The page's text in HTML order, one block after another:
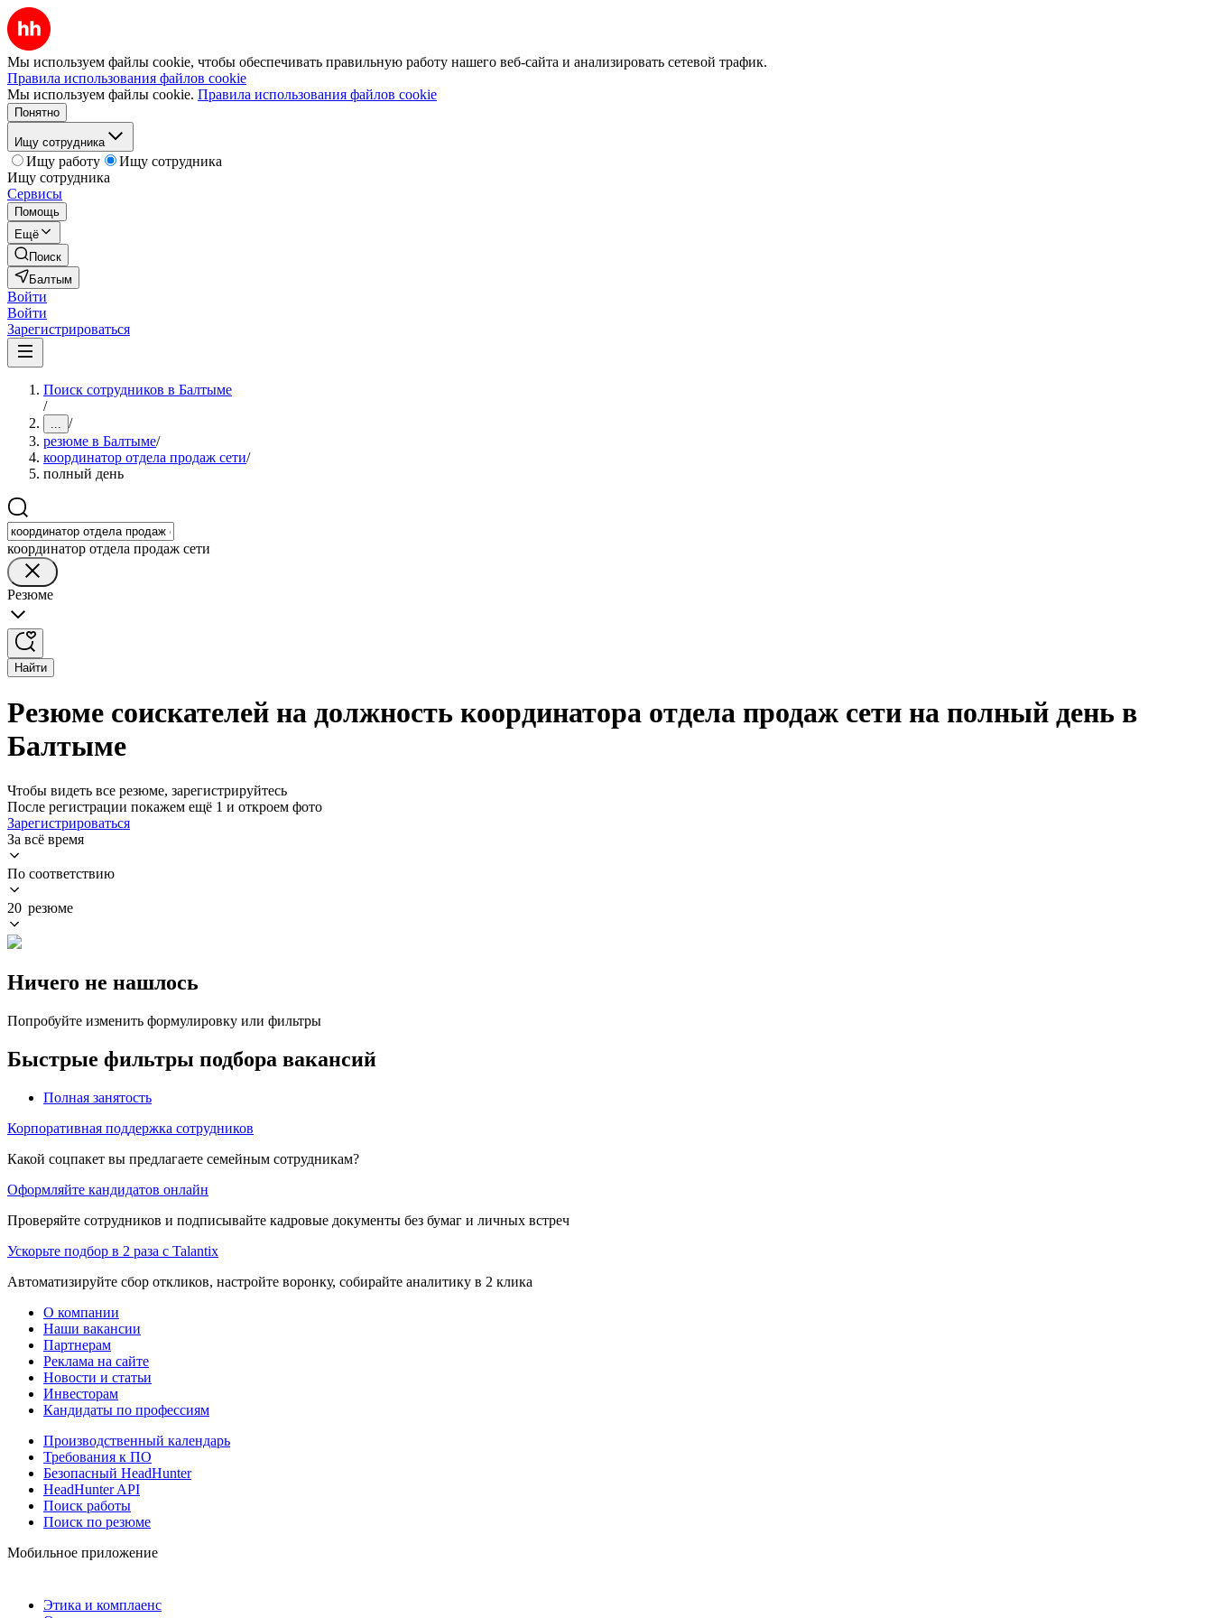
Мы используем файлы cookie, чтобы обеспечивать правильную работу нашего веб-сайта и анализировать сетевой трафик.
Правила использования файлов cookie
Мы используем файлы cookie. Правила использования файлов cookie
Понятно
Ищу сотрудника
Ищу работу
Ищу сотрудника
Ищу сотрудника
Сервисы
Помощь
Ещё
Поиск
Балтым
Войти
Войти
Зарегистрироваться
Поиск сотрудников в Балтыме
/
... /
резюме в Балтыме/
координатор отдела продаж сети/
полный день
координатор отдела продаж сети
Резюме
Найти
Резюме соискателей на должность координатора отдела продаж сети на полный день в
Балтыме
Чтобы видеть все резюме, зарегистрируйтесь
После регистрации покажем ещё 1 и откроем фото
Зарегистрироваться
За всё время
По соответствию
20 резюме
Ничего не нашлось
Попробуйте изменить формулировку или фильтры
Быстрые фильтры подбора вакансий
Полная занятость
Корпоративная поддержка сотрудников
Какой соцпакет вы предлагаете семейным сотрудникам?
Оформляйте кандидатов онлайн
Проверяйте сотрудников и подписывайте кадровые документы без бумаг и личных встреч
Ускорьте подбор в 2 раза с Talantix
Автоматизируйте сбор откликов, настройте воронку, собирайте аналитику в 2 клика
О компании
Наши вакансии
Партнерам
Реклама на сайте
Новости и статьи
Инвесторам
Кандидаты по профессиям
Производственный календарь
Требования к ПО
Безопасный HeadHunter
HeadHunter API
Поиск работы
Поиск по резюме
Мобильное приложение
Этика и комплаенс